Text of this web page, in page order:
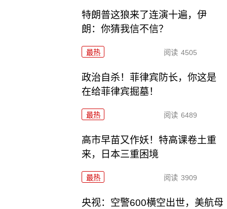
特朗普这狼来了连演十遍，伊
朗：你猜我信不信？
最热 阅读 4505
政治自杀！菲律宾防长，你这是
在给菲律宾掘墓！
最热 阅读 6489
高市早苗又作妖！特高课卷土重
来，日本三重困境
最热 阅读 3909
央视：空警600横空出世，美航母